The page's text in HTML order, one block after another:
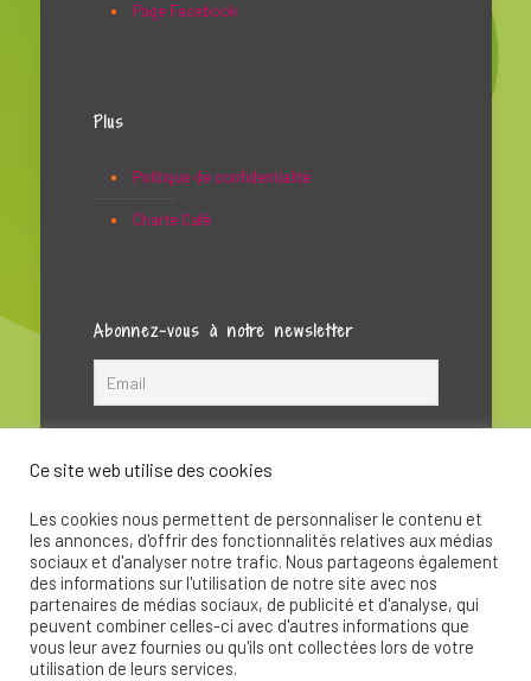
Page Facebook
Plus
Politique de confidentialité
Charte Café
Abonnez-vous à notre newsletter
© 2020 - La Soupape Association - Création par
Ce site web utilise des cookies
Les cookies nous permettent de personnaliser le contenu et
les annonces, d'offrir des fonctionnalités relatives aux médias
sociaux et d'analyser notre trafic. Nous partageons également
des informations sur l'utilisation de notre site avec nos
partenaires de médias sociaux, de publicité et d'analyse, qui
peuvent combiner celles-ci avec d'autres informations que
vous leur avez fournies ou qu'ils ont collectées lors de votre
utilisation de leurs services.